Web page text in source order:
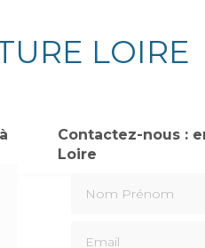
LOIRE
Contactez-nous :
Loire